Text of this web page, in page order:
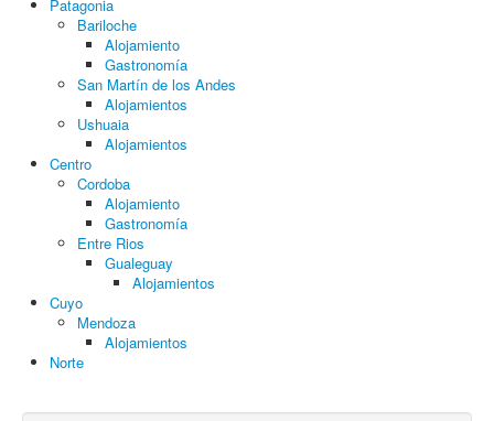
Patagonia
Bariloche
Alojamiento
Gastronomía
San Martín de los Andes
Alojamientos
Ushuaia
Alojamientos
Centro
Cordoba
Alojamiento
Gastronomía
Entre Rios
Gualeguay
Alojamientos
Cuyo
Mendoza
Alojamientos
Norte